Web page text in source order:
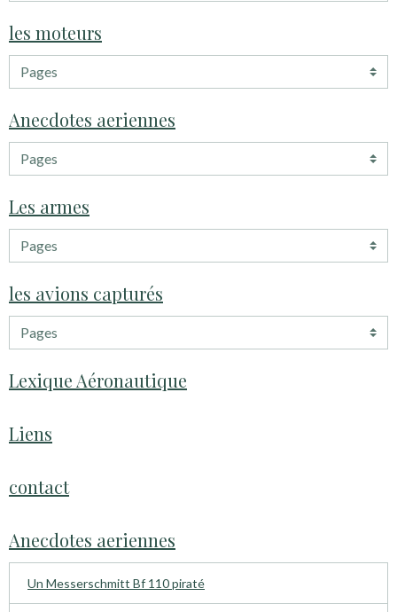
les moteurs
Anecdotes aeriennes
Les armes
les avions capturés
Lexique Aéronautique
Liens
contact
Anecdotes aeriennes
Un Messerschmitt Bf 110 piraté